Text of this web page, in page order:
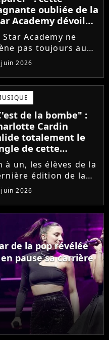
oubliée de la
Academy dévoile
du décor du
Star Academy ne
pas toujours au
Après l'échec de
premier album,
Jo, gagnante de
Academy 2022, a
beaucoup de portes
fermer. Sur
elle...
juin 2026
de la bombe" :
Cardin
totalement le
de cette
élève de la
Academy
à un, les élèves de la
édition de la
Academy se font
place dans le nid.
le sillage d'Ambre,
au tour de Lily
de présenter
univers à travers...
juin 2026
de la pop révélée
pause sa carrière